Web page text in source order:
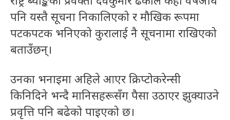
पनि यस्तै सूचना निकालिएको र मौखिक रूपमा
पटकपटक भनिएको कुरालाई नै सूचनामा राखिएको
बताउँछन्।
उनका भनाइमा अहिले आएर क्रिप्टोकरेन्सी
किनिदिने भन्दै मानिसहरूसँग पैसा उठाएर झुक्याउने
प्रवृत्ति पनि बढेको पाइएको छ।